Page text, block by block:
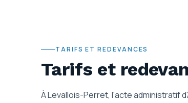
TARIFS ET REDEVANCES
Tarifs et
À Levallois-Perret, l'acte administratif